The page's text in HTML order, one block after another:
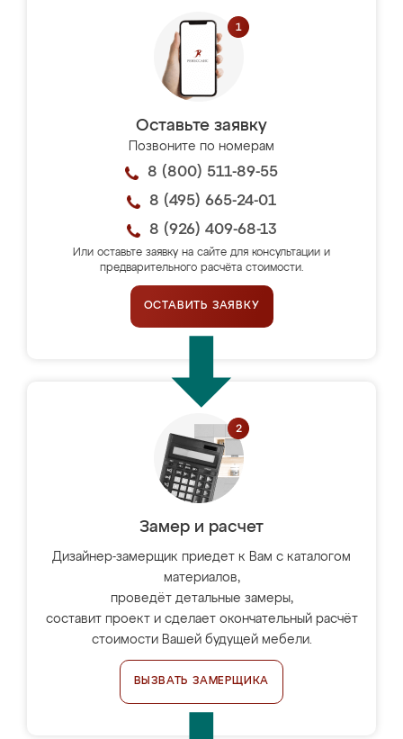
Оставьте заявку
Позвоните по номерам
8 (800) 511-89-55
8 (495) 665-24-01
8 (926) 409-68-13
Или оставьте заявку на сайте для консультации и
предварительного расчёта стоимости.
ОСТАВИТЬ ЗАЯВКУ
Замер и расчет
Дизайнер-замерщик приедет к Вам с каталогом
материалов,
проведёт детальные замеры,
составит проект и сделает окончательный расчёт
стоимости Вашей будущей мебели.
ВЫЗВАТЬ ЗАМЕРЩИКА